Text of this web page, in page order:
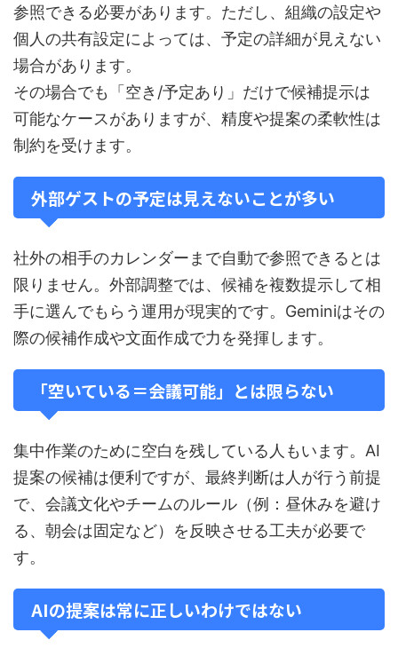
参照できる必要があります。ただし、組織の設定や
個人の共有設定によっては、予定の詳細が見えない
場合があります。
その場合でも「空き/予定あり」だけで候補提示は
可能なケースがありますが、精度や提案の柔軟性は
制約を受けます。
外部ゲストの予定は見えないことが多い
社外の相手のカレンダーまで自動で参照できるとは
限りません。外部調整では、候補を複数提示して相
手に選んでもらう運用が現実的です。Geminiはその
際の候補作成や文面作成で力を発揮します。
「空いている＝会議可能」とは限らない
集中作業のために空白を残している人もいます。AI
提案の候補は便利ですが、最終判断は人が行う前提
で、会議文化やチームのルール（例：昼休みを避け
る、朝会は固定など）を反映させる工夫が必要で
す。
AIの提案は常に正しいわけではない